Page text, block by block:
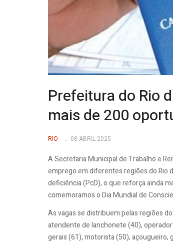
Prefeitura do Rio
mais de 200
RIO 08 ABRIL 2025
A Secretaria Municipal de Trabalho e
emprego em diferentes regiões do Rio
deficiência (PcD), o que reforça ainda
comemoramos o Dia Mundial de
As vagas se distribuem pelas regiões
atendente de lanchonete (40),
gerais (61), motorista (50), açougueiro,